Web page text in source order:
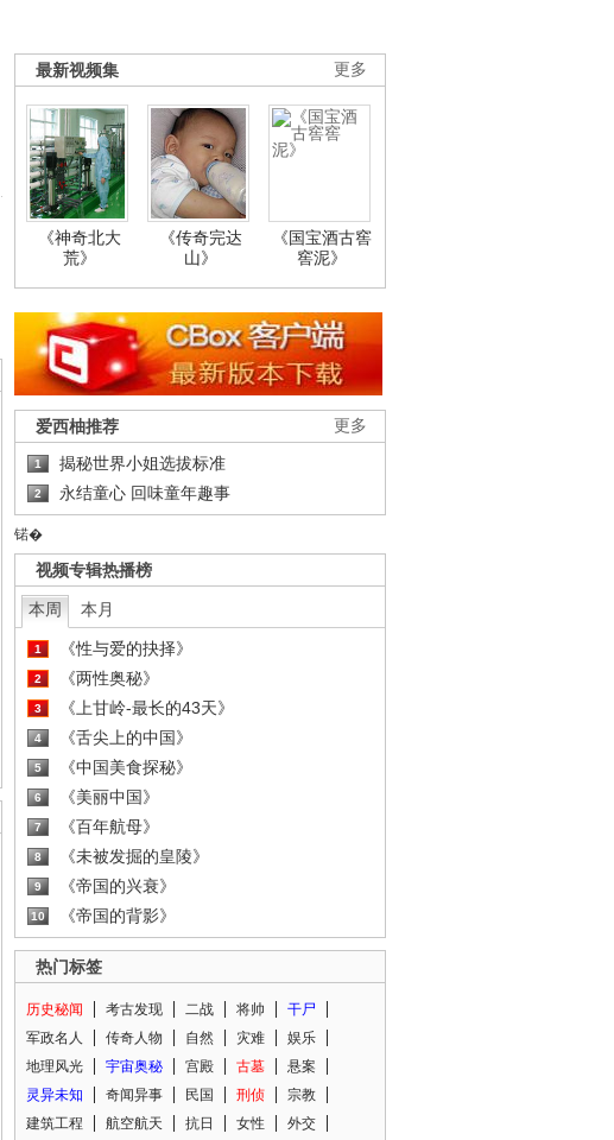
更多
最新视频集
《神奇北大
荒》
《传奇完达
山》
《国宝酒古窖
窖泥》
更多
爱西柚推荐
1 揭秘世界小姐选拔标准
2 永结童心 回味童年趣事
锘�
视频专辑热播榜
本周 本月
1 《性与爱的抉择》
2 《两性奥秘》
3 《上甘岭-最长的43天》
4 《舌尖上的中国》
5 《中国美食探秘》
6 《美丽中国》
7 《百年航母》
8 《未被发掘的皇陵》
9 《帝国的兴衰》
10 《帝国的背影》
热门标签
历史秘闻 考古发现 二战 将帅
干尸
军政名人
传奇人物 自然 灾难
娱乐
地理风光
宇宙奥秘 宫殿 古墓
悬案
灵异未知
奇闻异事 民国 刑侦
宗教
建筑工程
航空航天 抗日 女性
外交